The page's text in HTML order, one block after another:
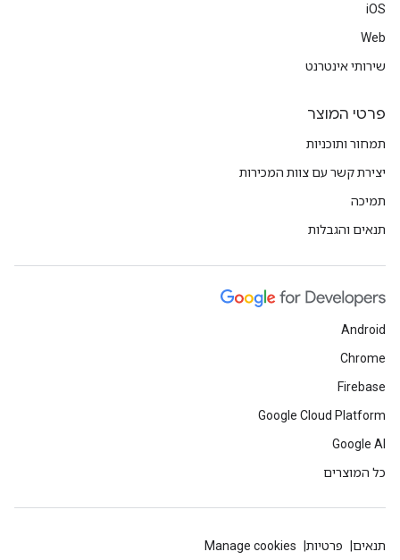
iOS
Web
שירותי אינטרנט
פרטי המוצר
תמחור ותוכניות
יצירת קשר עם צוות המכירות
תמיכה
תנאים והגבלות
Android
Chrome
Firebase
Google Cloud Platform
Google AI
כל המוצרים
תנאים פרטיות Manage cookies